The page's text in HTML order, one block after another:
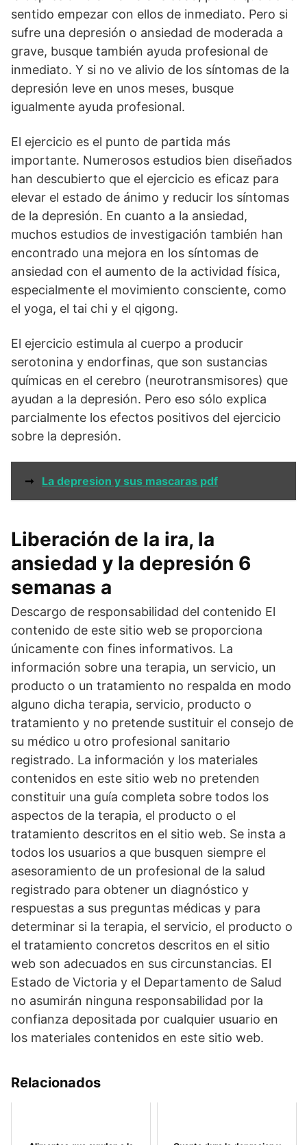
sentido empezar con ellos de inmediato. Pero si
sufre una depresión o ansiedad de moderada a
grave, busque también ayuda profesional de
inmediato. Y si no ve alivio de los síntomas de la
depresión leve en unos meses, busque
igualmente ayuda profesional.
El ejercicio es el punto de partida más
importante. Numerosos estudios bien diseñados
han descubierto que el ejercicio es eficaz para
elevar el estado de ánimo y reducir los síntomas
de la depresión. En cuanto a la ansiedad,
muchos estudios de investigación también han
encontrado una mejora en los síntomas de
ansiedad con el aumento de la actividad física,
especialmente el movimiento consciente, como
el yoga, el tai chi y el qigong.
El ejercicio estimula al cuerpo a producir
serotonina y endorfinas, que son sustancias
químicas en el cerebro (neurotransmisores) que
ayudan a la depresión. Pero eso sólo explica
parcialmente los efectos positivos del ejercicio
sobre la depresión.
➞ La depresion y sus mascaras pdf
Liberación de la ira, la
ansiedad y la depresión 6
semanas a
Descargo de responsabilidad del contenido El
contenido de este sitio web se proporciona
únicamente con fines informativos. La
información sobre una terapia, un servicio, un
producto o un tratamiento no respalda en modo
alguno dicha terapia, servicio, producto o
tratamiento y no pretende sustituir el consejo de
su médico u otro profesional sanitario
registrado. La información y los materiales
contenidos en este sitio web no pretenden
constituir una guía completa sobre todos los
aspectos de la terapia, el producto o el
tratamiento descritos en el sitio web. Se insta a
todos los usuarios a que busquen siempre el
asesoramiento de un profesional de la salud
registrado para obtener un diagnóstico y
respuestas a sus preguntas médicas y para
determinar si la terapia, el servicio, el producto o
el tratamiento concretos descritos en el sitio
web son adecuados en sus circunstancias. El
Estado de Victoria y el Departamento de Salud
no asumirán ninguna responsabilidad por la
confianza depositada por cualquier usuario en
los materiales contenidos en este sitio web.
Relacionados